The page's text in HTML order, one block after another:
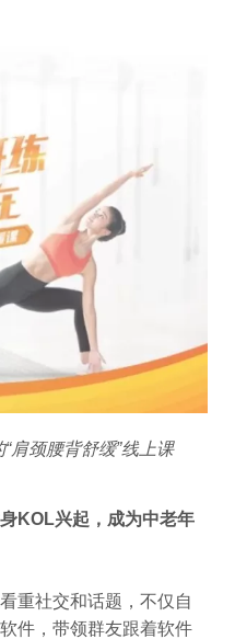
肩颈腰背舒缓”线上课
KOL兴起，成为中老年
重社交和话题，不仅自
件，带领群友跟着软件